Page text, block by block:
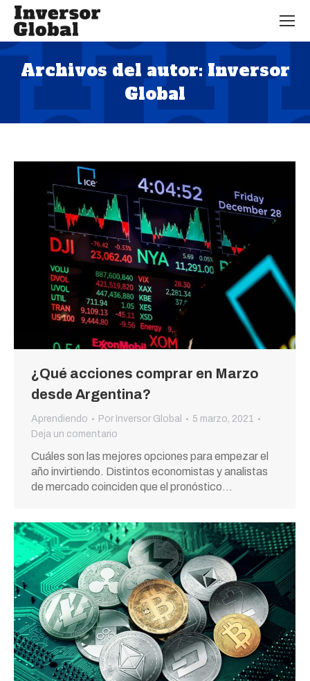
Archivos del autor: Inversor
Global
Estás aquí:
¿Qué acciones comprar en Marzo
desde Argentina?
Aprendiendo Por Inversor Global
5 marzo, 2021
Deja un comentario
Cuáles son las mejores opciones para empezar el
año invirtiendo. Distintos economistas y analistas
de mercado coinciden que el pronóstico…